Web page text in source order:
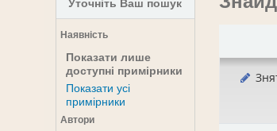
Уточніть Ваш пошук
Наявність
Показати лише
доступні примірники
Показати усі
примірники
Автори